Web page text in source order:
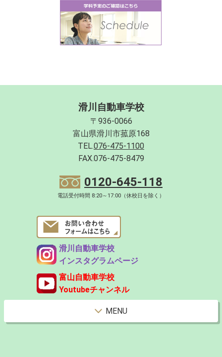
滑川自動車学校
〒936-0066
富山県滑川市菰原168
TEL.076-475-1100
FAX.076-475-8479
0120-645-118
電話受付時間 8:20～17:00（休校日を除く）
滑川自動車学校
インスタグラムページ
富山自動車学校
Youtubeチャンネル
MENU